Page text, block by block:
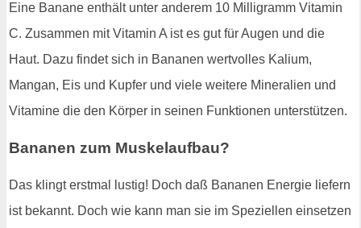
Eine Banane enthält unter anderem 10 Milligramm Vitamin
C. Zusammen mit Vitamin A ist es gut für Augen und die
Haut. Dazu findet sich in Bananen wertvolles Kalium,
Mangan, Eis und Kupfer und viele weitere Mineralien und
Vitamine die den Körper in seinen Funktionen unterstützen.
Bananen zum Muskelaufbau?
Das klingt erstmal lustig! Doch daß Bananen Energie liefern
ist bekannt. Doch wie kann man sie im Speziellen einsetzen